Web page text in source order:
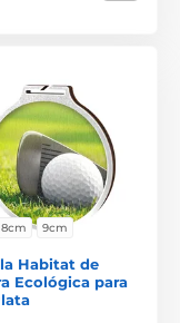
8cm 9cm
Habitat de
Ecológica para